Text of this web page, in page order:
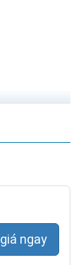
chi phí sản
môi trường
10m tiện lợi,
Đánh giá ngay